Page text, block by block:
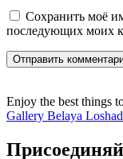
Сохранить моё
последующих моих
Отправить
Enjoy the best things
Gallery Belaya Loshad